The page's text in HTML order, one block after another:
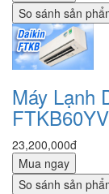
So sánh sản
Máy Lạnh
23,200,000đ
Mua ngay
So sánh sản